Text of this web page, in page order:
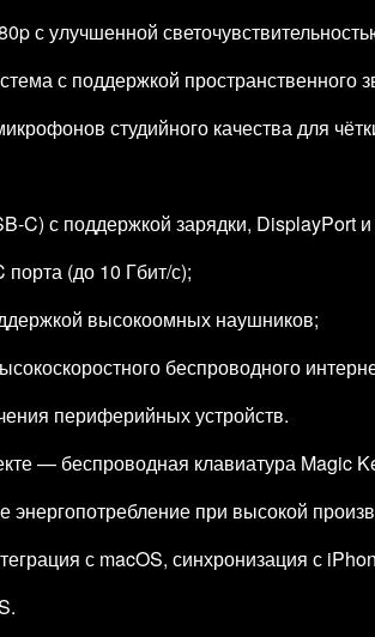
с улучшенной
с поддержкой пространственного
студийного качества для
с поддержкой зарядки, DisplayPort
(до 10 Гбит/с);
высокоомных наушников;
беспроводного
периферийных устройств.
— беспроводная клавиатура Magic
энергопотребление при высокой
с macOS, синхронизация с